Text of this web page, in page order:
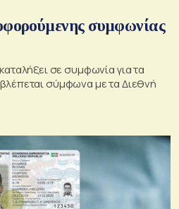
συμφωνίας
σε συμφωνία για τα